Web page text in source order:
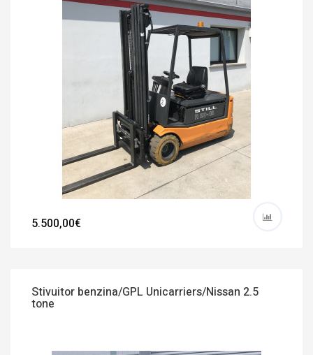
5.500,00€
Stivuitor benzina/GPL Unicarriers/Nissan 2.5
tone